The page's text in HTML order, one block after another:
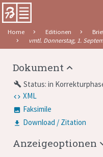
Home Editionen
vmtl. Donnerstag, 1.
Dokument
build Status: in
XML
Faksimile
Download / Zitation
Anzeigeoptionen